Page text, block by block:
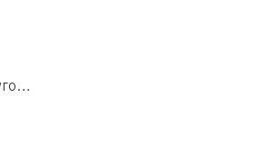
EE-06 Энзимная пудра с жемчугом для глубокого очищения